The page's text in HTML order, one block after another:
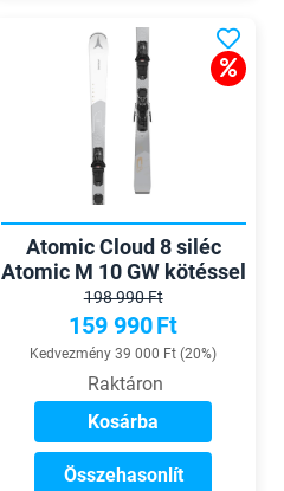
Atomic Cloud 8 siléc
Atomic M 10 GW kötéssel
198 990 Ft
159 990Ft
Kedvezmény 39 000 Ft (20%)
Raktáron
Kosárba
Összehasonlít